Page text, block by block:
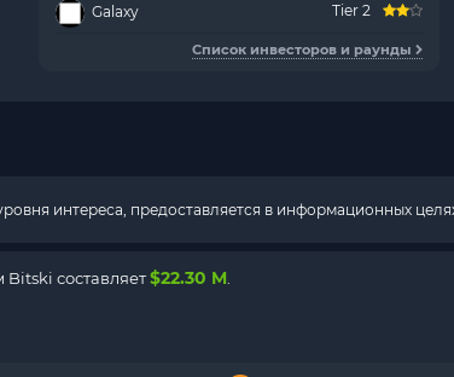
Galaxy Tier 2
Список инвесторов и раунды
интереса, предоставляется в информационных
составляет$22.30 M